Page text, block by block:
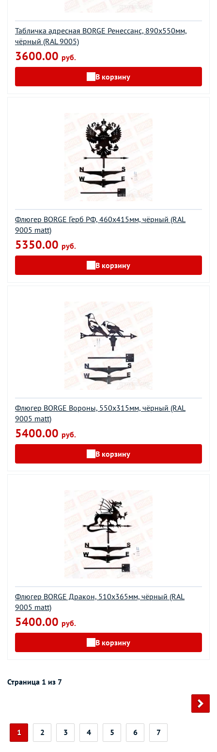
Табличка адресная BORGE Ренессанс, 890x550мм,
чёрный (RAL 9005)
3600.00 руб.
В корзину
Флюгер BORGE Герб РФ, 460х415мм, чёрный (RAL
9005 matt)
5350.00 руб.
В корзину
Флюгер BORGE Вороны, 550х315мм, чёрный (RAL
9005 matt)
5400.00 руб.
В корзину
Флюгер BORGE Дракон, 510х365мм, чёрный (RAL
9005 matt)
5400.00 руб.
В корзину
Страница 1 из 7
1 2 3 4 5 6 7